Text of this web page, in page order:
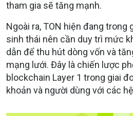
tham gia sẽ tăng mạnh.
Ngoài ra, TON hiện đang trong
sinh thái nên cần duy trì mức
dẫn để thu hút dòng vốn và
mạng lưới. Đây là chiến lược
blockchain Layer 1 trong giai
khoản và người dùng với các